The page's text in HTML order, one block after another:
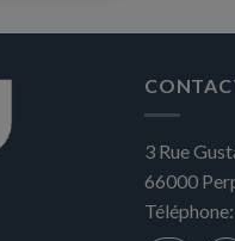
3 Rue
66000
Téléphone: